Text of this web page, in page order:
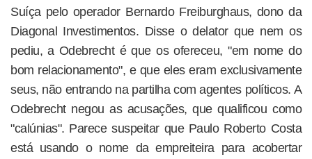
Suíça pelo operador Bernardo Freiburghaus, dono da
Diagonal Investimentos. Disse o delator que nem os
pediu, a Odebrecht é que os ofereceu, "em nome do
bom relacionamento", e que eles eram exclusivamente
seus, não entrando na partilha com agentes políticos. A
Odebrecht negou as acusações, que qualificou como
"calúnias". Parece suspeitar que Paulo Roberto Costa
está usando o nome da empreiteira para acobertar